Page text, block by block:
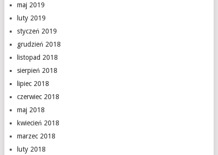
maj 2019
luty 2019
styczeń 2019
grudzień 2018
listopad 2018
sierpień 2018
lipiec 2018
czerwiec 2018
maj 2018
kwiecień 2018
marzec 2018
luty 2018